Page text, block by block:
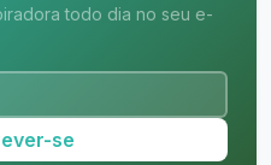
todo dia no seu e-
se